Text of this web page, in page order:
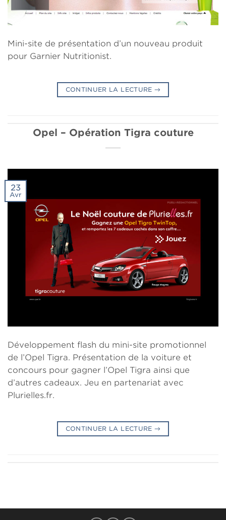
Mini-site de présentation d’un nouveau produit
pour Garnier Nutritionist.
CONTINUER LA LECTURE→
Opel – Opération Tigra couture
23
Avr
Développement flash du mini-site promotionnel
de l’Opel Tigra. Présentation de la voiture et
concours pour gagner l’Opel Tigra ainsi que
d’autres cadeaux. Jeu en partenariat avec
Plurielles.fr.
CONTINUER LA LECTURE→